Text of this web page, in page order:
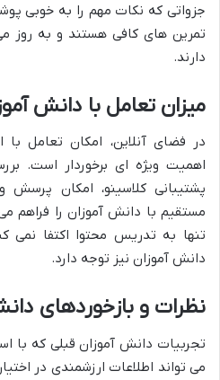
جزواتی که نکات مهم را به خوبی
تمرین های کافی هستند و به روز
دارند.
میزان تعامل با دانش
در فضای آنلاین، امکان تعامل با
اهمیت ویژه ای برخوردار است.
پشتیبانی کلاسینو، امکان
مستقیم با دانش آموزان را فراهم
تنها به تدریس محتوا اکتفا
دانش آموزان نیز توجه دارد.
نظرات و بازخوردهای
تجربیات دانش آموزان قبلی که با
می تواند اطلاعات ارزشمندی در